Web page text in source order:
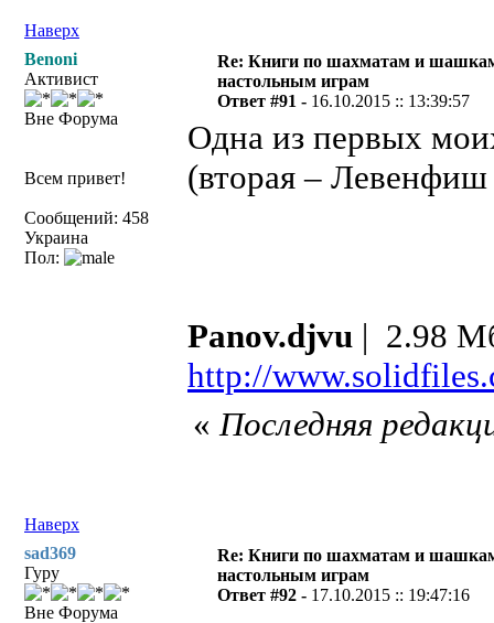
Наверх
Benoni
Активист
Вне Форума
Всем привет!
Сообщений: 458
Украина
Пол:
Re: Книги по шахматам и
настольным играм
Ответ #91 - 16.10.2015 :: 13:39:57
Одна из первых
(вторая –
Panov.djvu | 2.98
http://
Наверх
«Последняя
sad369
Гуру
Вне Форума
Re: Книги по шахматам и
настольным играм
Ответ #92 - 17.10.2015 :: 19:47:16